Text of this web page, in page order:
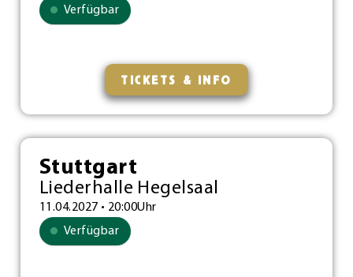
Verfügbar
TICKETS & INFO
Stuttgart
Liederhalle Hegelsaal
11.04.2027 • 20:00Uhr
Verfügbar